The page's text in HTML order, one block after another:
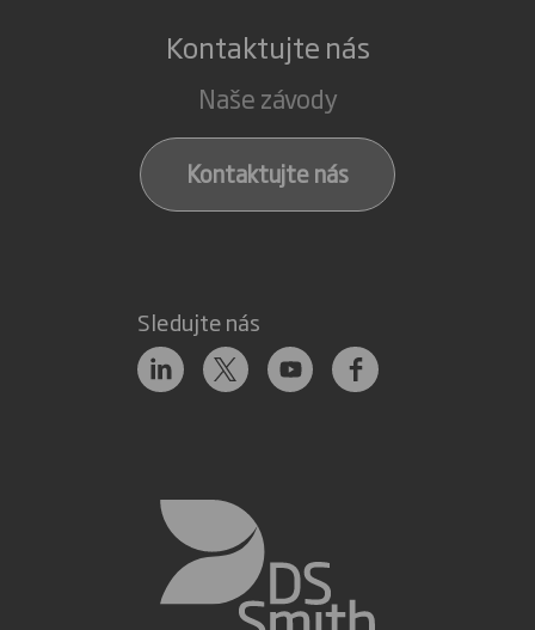
Kontaktujte nás
Naše závody
Kontaktujte nás
Sledujte nás